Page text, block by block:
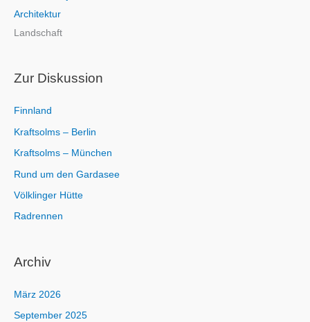
n
a
h
Architektur
Landschaft
Zur Diskussion
Finnland
Kraftsolms – Berlin
Kraftsolms – München
Rund um den Gardasee
Völklinger Hütte
Radrennen
Archiv
März 2026
September 2025